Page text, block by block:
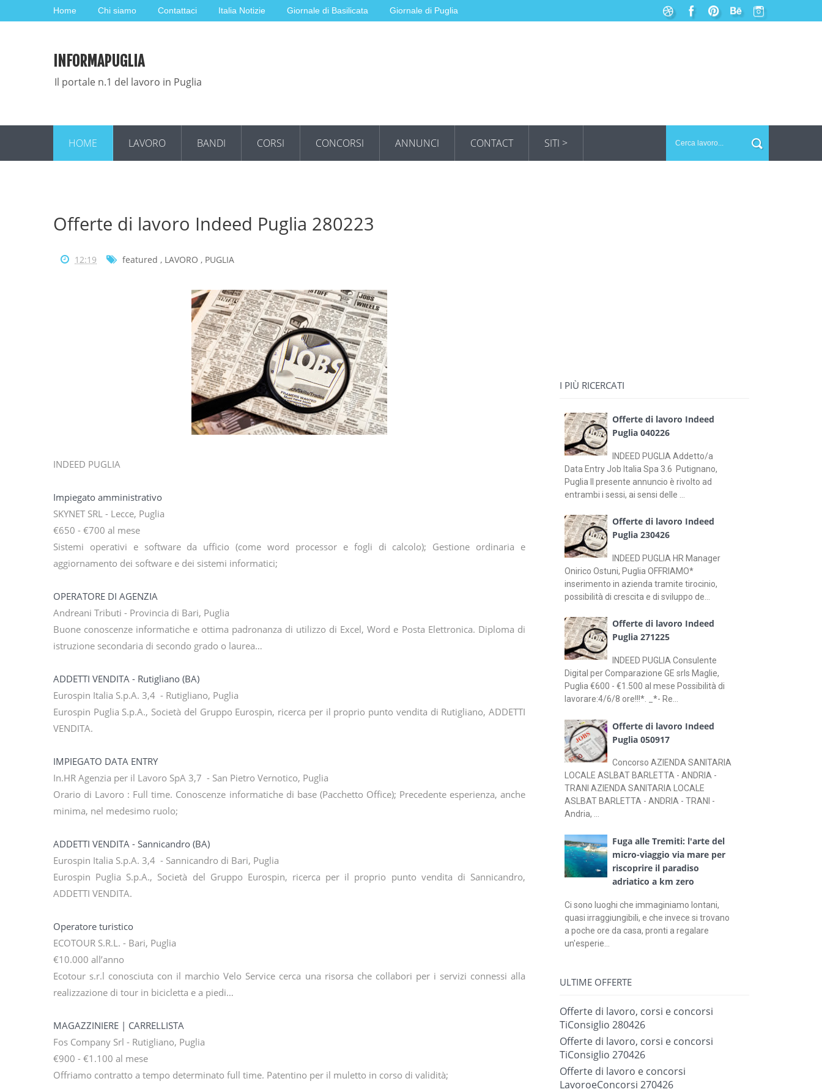
Home Chi siamo Contattaci Italia Notizie Giornale di Basilicata Giornale di Puglia
INFORMAPUGLIA
Il portale n.1 del lavoro in Puglia
HOME LAVORO BANDI CORSI CONCORSI ANNUNCI CONTACT SITI >
Offerte di lavoro Indeed Puglia 280223
12:19 featured , LAVORO , PUGLIA
INDEED PUGLIA
Impiegato amministrativo
SKYNET SRL - Lecce, Puglia
€650 - €700 al mese
Sistemi operativi e software da ufficio (come word processor e fogli di calcolo); Gestione ordinaria e
aggiornamento dei software e dei sistemi informatici;
OPERATORE DI AGENZIA
Andreani Tributi - Provincia di Bari, Puglia
Buone conoscenze informatiche e ottima padronanza di utilizzo di Excel, Word e Posta Elettronica. Diploma di
istruzione secondaria di secondo grado o laurea…
ADDETTI VENDITA - Rutigliano (BA)
Eurospin Italia S.p.A. 3,4 - Rutigliano, Puglia
Eurospin Puglia S.p.A., Società del Gruppo Eurospin, ricerca per il proprio punto vendita di Rutigliano, ADDETTI
VENDITA.
IMPIEGATO DATA ENTRY
In.HR Agenzia per il Lavoro SpA 3,7 - San Pietro Vernotico, Puglia
Orario di Lavoro : Full time. Conoscenze informatiche di base (Pacchetto Office); Precedente esperienza, anche
minima, nel medesimo ruolo;
ADDETTI VENDITA - Sannicandro (BA)
Eurospin Italia S.p.A. 3,4 - Sannicandro di Bari, Puglia
Eurospin Puglia S.p.A., Società del Gruppo Eurospin, ricerca per il proprio punto vendita di Sannicandro,
ADDETTI VENDITA.
Operatore turistico
ECOTOUR S.R.L. - Bari, Puglia
€10.000 all’anno
Ecotour s.r.l conosciuta con il marchio Velo Service cerca una risorsa che collabori per i servizi connessi alla
realizzazione di tour in bicicletta e a piedi…
MAGAZZINIERE | CARRELLISTA
Fos Company Srl - Rutigliano, Puglia
€900 - €1.100 al mese
Offriamo contratto a tempo determinato full time. Patentino per il muletto in corso di validità;
I PIÙ RICERCATI
Offerte di lavoro Indeed
Puglia 040226
INDEED PUGLIA Addetto/a
Data Entry Job Italia Spa 3.6 Putignano,
Puglia Il presente annuncio è rivolto ad
entrambi i sessi, ai sensi delle ...
Offerte di lavoro Indeed
Puglia 230426
INDEED PUGLIA HR Manager
Onirico Ostuni, Puglia OFFRIAMO*
inserimento in azienda tramite tirocinio,
possibilità di crescita e di sviluppo de...
Offerte di lavoro Indeed
Puglia 271225
INDEED PUGLIA Consulente
Digital per Comparazione GE srls Maglie,
Puglia €600 - €1.500 al mese Possibilità di
lavorare:4/6/8 ore!!!*. _*- Re...
Offerte di lavoro Indeed
Puglia 050917
Concorso AZIENDA SANITARIA
LOCALE ASLBAT BARLETTA - ANDRIA -
TRANI AZIENDA SANITARIA LOCALE
ASLBAT BARLETTA - ANDRIA - TRANI -
Andria, ...
Fuga alle Tremiti: l'arte del
micro-viaggio via mare per
riscoprire il paradiso
adriatico a km zero
Ci sono luoghi che immaginiamo lontani,
quasi irraggiungibili, e che invece si trovano
a poche ore da casa, pronti a regalare
un'esperie...
ULTIME OFFERTE
Offerte di lavoro, corsi e concorsi
TiConsiglio 280426
Offerte di lavoro, corsi e concorsi
TiConsiglio 270426
Offerte di lavoro e concorsi
LavoroeConcorsi 270426